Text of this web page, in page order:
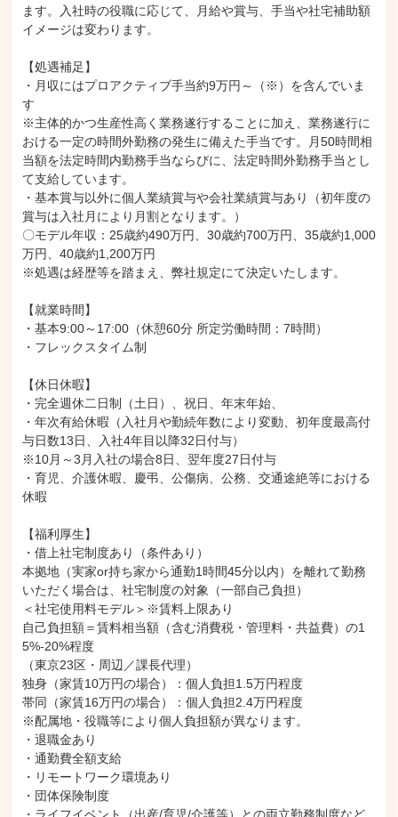
ます。入社時の役職に応じて、月給や賞与、手当や社宅補助額
イメージは変わります。
【処遇補足】
・月収にはプロアクティブ手当約9万円～（※）を含んでいま
す
※主体的かつ生産性高く業務遂行することに加え、業務遂行に
おける一定の時間外勤務の発生に備えた手当です。月50時間相
当額を法定時間内勤務手当ならびに、法定時間外勤務手当とし
て支給しています。
・基本賞与以外に個人業績賞与や会社業績賞与あり（初年度の
賞与は入社月により月割となります。）
〇モデル年収：25歳約490万円、30歳約700万円、35歳約1,000
万円、40歳約1,200万円
※処遇は経歴等を踏まえ、弊社規定にて決定いたします。
【就業時間】
・基本9:00～17:00（休憩60分 所定労働時間：7時間）
・フレックスタイム制
【休日休暇】
・完全週休二日制（土日）、祝日、年末年始、
・年次有給休暇（入社月や勤続年数により変動、初年度最高付
与日数13日、入社4年目以降32日付与）
※10月～3月入社の場合8日、翌年度27日付与
・育児、介護休暇、慶弔、公傷病、公務、交通途絶等における
休暇
【福利厚生】
・借上社宅制度あり（条件あり）
本拠地（実家or持ち家から通勤1時間45分以内）を離れて勤務
いただく場合は、社宅制度の対象（一部自己負担）
＜社宅使用料モデル＞※賃料上限あり
自己負担額＝賃料相当額（含む消費税・管理料・共益費）の1
5%-20%程度
（東京23区・周辺／課長代理）
独身（家賃10万円の場合）：個人負担1.5万円程度
帯同（家賃16万円の場合）：個人負担2.4万円程度
※配属地・役職等により個人負担額が異なります。
・退職金あり
・通勤費全額支給
・リモートワーク環境あり
・団体保険制度